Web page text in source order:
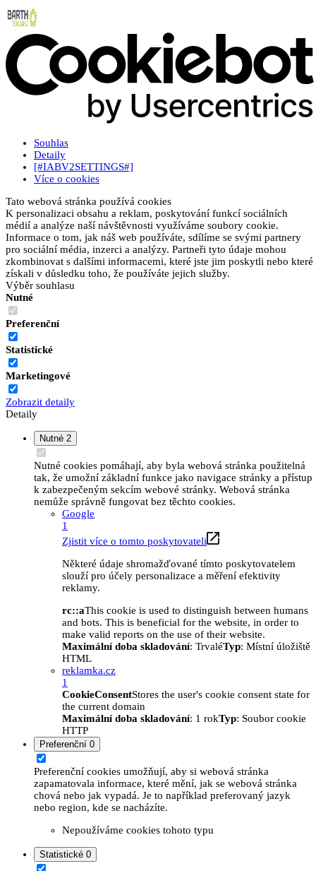
Souhlas
Detaily
[#IABV2SETTINGS#]
Více o cookies
Tato webová stránka používá cookies
K personalizaci obsahu a reklam, poskytování funkcí sociálních
médií a analýze naší návštěvnosti využíváme soubory cookie.
Informace o tom, jak náš web používáte, sdílíme se svými partnery
pro sociální média, inzerci a analýzy. Partneři tyto údaje mohou
zkombinovat s dalšími informacemi, které jste jim poskytli nebo které
získali v důsledku toho, že používáte jejich služby.
Výběr souhlasu
Nutné
Preferenční
Statistické
Marketingové
Zobrazit detaily
Detaily
Nutné 2
Nutné cookies pomáhají, aby byla webová stránka použitelná
tak, že umožní základní funkce jako navigace stránky a přístup
k zabezpečeným sekcím webové stránky. Webová stránka
nemůže správně fungovat bez těchto cookies.
Google
1
Zjistit více o tomto poskytovateli
Některé údaje shromažďované tímto poskytovatelem
slouží pro účely personalizace a měření efektivity
reklamy.
rc::aThis cookie is used to distinguish between humans
and bots. This is beneficial for the website, in order to
make valid reports on the use of their website.
Maximální doba skladování: TrvaléTyp: Místní úložiště
HTML
reklamka.cz
1
CookieConsentStores the user's cookie consent state for
the current domain
Maximální doba skladování: 1 rokTyp: Soubor cookie
HTTP
Preferenční 0
Preferenční cookies umožňují, aby si webová stránka
zapamatovala informace, které mění, jak se webová stránka
chová nebo jak vypadá. Je to například preferovaný jazyk
nebo region, kde se nacházíte.
Nepoužíváme cookies tohoto typu
Statistické 0